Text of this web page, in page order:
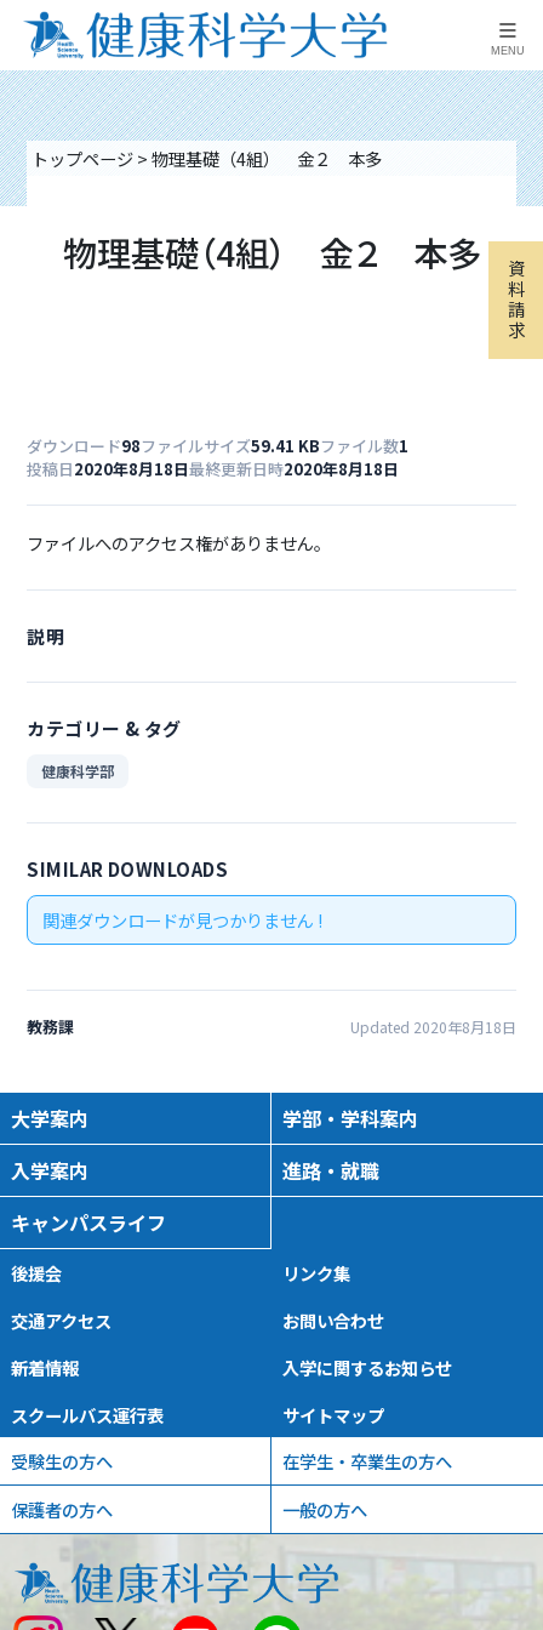
≡
MENU
資
料
請
求
トップページ>物理基礎（4組） 金２ 本多
物理基礎（4組） 金２ 本多
ダウンロード98ファイルサイズ59.41 KBファイル数1
投稿日2020年8月18日最終更新日時2020年8月18日
ファイルへのアクセス権がありません。
説明
カテゴリー & タグ
健康科学部
SIMILAR DOWNLOADS
関連ダウンロードが見つかりません !
教務課 Updated 2020年8月18日
大学案内
学部・学科案内
入学案内
進路・就職
キャンパスライフ
後援会
リンク集
交通アクセス
お問い合わせ
新着情報
入学に関するお知らせ
スクールバス運行表
サイトマップ
受験生の方へ
在学生・卒業生の方へ
保護者の方へ
一般の方へ